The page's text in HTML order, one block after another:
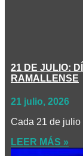
21 DE JULIO:
RAMALLENSE
21 julio, 2026
Cada 21 de
LEER MÁS »